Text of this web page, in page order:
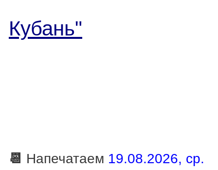
Кубань"
📆 Напечатаем 19.08.2026, ср.